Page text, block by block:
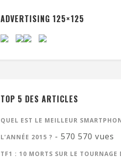
ADVERTISING 125×125
TOP 5 DES ARTICLES
QUEL EST LE MEILLEUR
L’ANNÉE 2015 ? - 570 570 vues
TF1 : 10 MORTS SUR LE TOURNAGE